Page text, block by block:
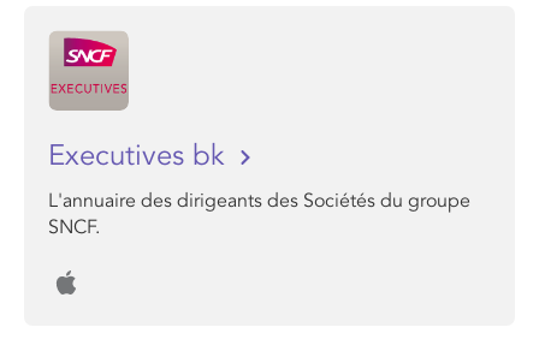
Executives bk
L'annuaire des dirigeants des Sociétés du groupe
SNCF.